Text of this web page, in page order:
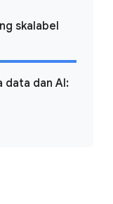
skalabel
data dan AI: